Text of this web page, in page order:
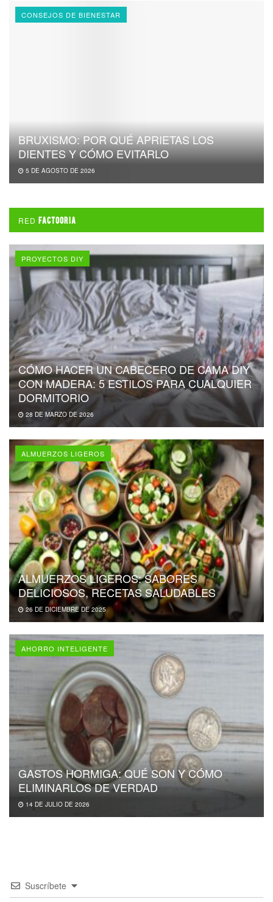
CONSEJOS DE BIENESTAR
BRUXISMO: POR QUÉ APRIETAS LOS
DIENTES Y CÓMO EVITARLO
5 DE AGOSTO DE 2026
RED FACTOORIA
PROYECTOS DIY
CÓMO HACER UN CABECERO DE CAMA DIY
CON MADERA: 5 ESTILOS PARA CUALQUIER
DORMITORIO
28 DE MARZO DE 2026
ALMUERZOS LIGEROS
ALMUERZOS LIGEROS: SABORES
DELICIOSOS, RECETAS SALUDABLES
26 DE DICIEMBRE DE 2025
AHORRO INTELIGENTE
GASTOS HORMIGA: QUÉ SON Y CÓMO
ELIMINARLOS DE VERDAD
14 DE JULIO DE 2026
Suscríbete